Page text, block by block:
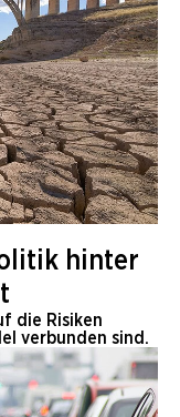
hinter
die Risiken
verbunden sind.